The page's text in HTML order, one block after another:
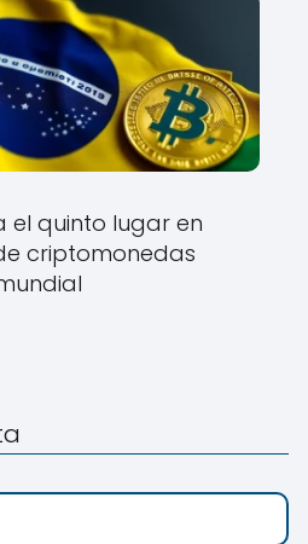
el quinto lugar en
criptomonedas